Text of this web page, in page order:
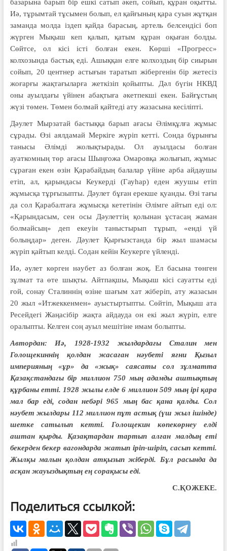
базарына барып бір ешкі сатып әкеп, сойып, құран оқытты.
Иә, тұрымтай тұсымен болып, ел қайғының қара суын жұтқан
заманда молда іздеп қайда барасың, артель белсендісі боп
жүрген Мықыш кеп қалып, қатым құран оқыған болды.
Сөйтсе, ол кісі істі болған екен. Көрші «Прогресс»
колхозында бастық еді. Ашыққан елге колхоздың бір сиырын
сойып, 20 центнер астығын таратып жібергенін бір жетесіз
жоғарғы жақтағыларға жеткізіп қойыпты. Дәл бүгін НКВД
оны ауылдағы үйінен абақтыға әкетпекші екен. Байғұстың
жүзі төмен. Төмен болмай қайтеді ату жазасына кесіліпті.
Дәулет Мырзатай бастыққа барып ағасы Әлімқұлға жұмыс
сұрады. Өзі аялдамай Меркіге жүріп кетті. Сонда бұрынғы
танысы Әлімді жолықтырады. Ол ауылдасы болған
ауаткомның төр ағасы Шыңғожа Омаровқа жолығып, жұмыс
сұраған екен өзін Қарабайдың балалар үйіне арба айдаушы
етіп, ал, қарындасы Кеукерді (Гауһар) еден жуушы етіп
жұмысқа тұрғызыпты. Дәулет бұған ерекше қуанды. Өзі тағы
да сол Қарабалтаға жұмысқа кететінін Әлімге айтып еді ол:
«Қарындасым, сен осы Дәулеттің қолынан ұстасаң жаман
болмайсың» деп екеуін таныстырып тұрып, «енді үй
болыңдар» деген. Дәулет Қырғызстанда бір жыл шамасы
жүріп қайтып келді. Содан кейін Кеукерге үйленді.
Иә, әулет көрген нәубет аз болған жоқ. Ел басына төнген
зұлмат та өте шықты. Айтпақшы, Мықыш кісі сауатты еді
ғой, сонау Сталиннің өзіне шағым хат жіберіп, ату жазасын
20 жыл «Итжеккенмен» ауыстыртыпты. Сөйтіп, Мықыш ата
Ресейдегі Жаңасібір жақта айдауда он екі жыл жүріп, елге
оралыпты. Келген соң ауыл мешітіне имам болыпты.
Автордан: Иә, 1928-1932 жылдардағы Сталин мен
Голощекиннің қолдан жасаған нәубеті яғни Қызыл
империяның «ұр» да «жық» саясаты сол зұлматта
Қазақстандағы бір миллион 750 мың адамды аштықтың
құрбаны етті. 1928 жылы елде 6 миллион 509 мың ірі қара
мал бар еді, содан небәрі 965 мың бас қана қалды. Сол
нәубет жылдары 112 миллион пұт астық (үш жыл ішінде)
шетке сатылып кетті. Голощекин көпекөрнеу елді
аштан қырды. Қазақтардан тартып алған малдың еті
бекерден бекер вагондарда жатып іріп-шіріп, сасып кетті.
Жылқы малын қолдан атқызып жіберді. Бұл расында да
асқан жауыздықтың ең сорақысы еді.
С.ҚОЖЕКЕ.
Поделиться ссылкой: